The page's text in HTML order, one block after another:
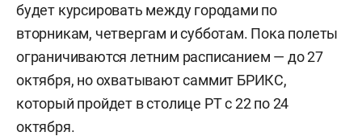
будет курсировать между городами по
вторникам, четвергам и субботам. Пока полеты
ограничиваются летним расписанием — до 27
октября, но охватывают саммит БРИКС,
который пройдет в столице РТ с 22 по 24
октября.